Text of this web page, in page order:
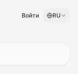
Войти RU